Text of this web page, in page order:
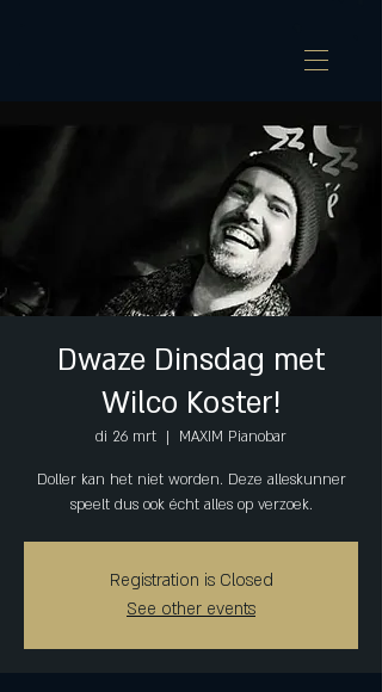
Dwaze Dinsdag met
Wilco Koster!
di 26 mrt
  |
MAXIM Pianobar
Doller kan het niet worden. Deze alleskunner
speelt dus ook écht alles op verzoek.
Registration is Closed
See other events